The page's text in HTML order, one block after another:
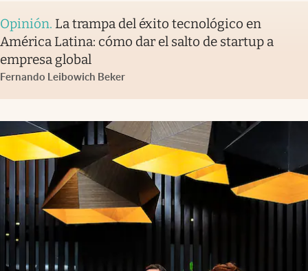
Opinión. La trampa del éxito tecnológico en
América Latina: cómo dar el salto de startup a
empresa global
Fernando Leibowich Beker